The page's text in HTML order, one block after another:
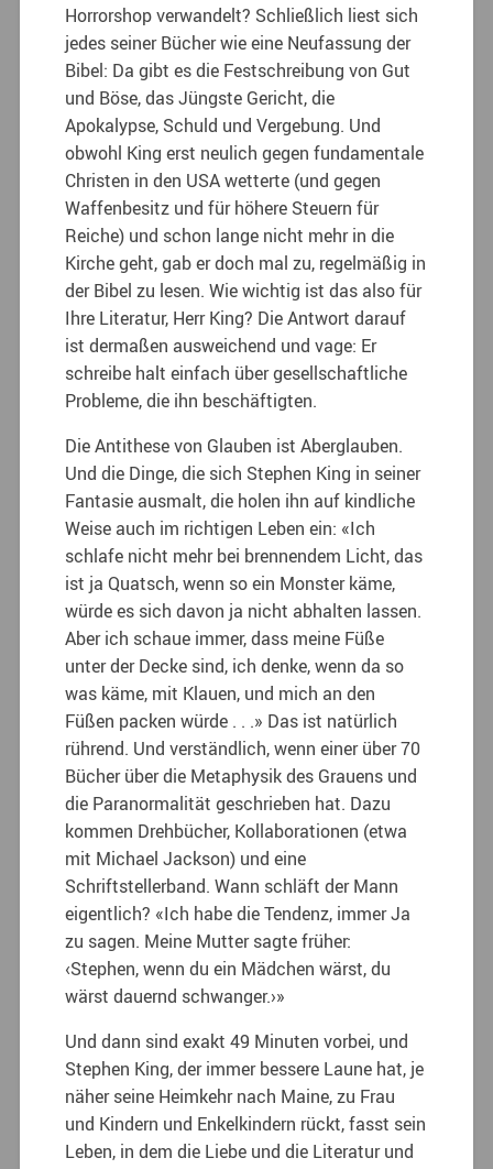
Horrorshop verwandelt? Schließlich liest sich
jedes seiner Bücher wie eine Neufassung der
Bibel: Da gibt es die Festschreibung von Gut
und Böse, das Jüngste Gericht, die
Apokalypse, Schuld und Vergebung. Und
obwohl King erst neulich gegen fundamentale
Christen in den USA wetterte (und gegen
Waffenbesitz und für höhere Steuern für
Reiche) und schon lange nicht mehr in die
Kirche geht, gab er doch mal zu, regelmäßig in
der Bibel zu lesen. Wie wichtig ist das also für
Ihre Literatur, Herr King? Die Antwort darauf
ist dermaßen ausweichend und vage: Er
schreibe halt einfach über gesellschaftliche
Probleme, die ihn beschäftigten.
Die Antithese von Glauben ist Aberglauben.
Und die Dinge, die sich Stephen King in seiner
Fantasie ausmalt, die holen ihn auf kindliche
Weise auch im richtigen Leben ein: «Ich
schlafe nicht mehr bei brennendem Licht, das
ist ja Quatsch, wenn so ein Monster käme,
würde es sich davon ja nicht abhalten lassen.
Aber ich schaue immer, dass meine Füße
unter der Decke sind, ich denke, wenn da so
was käme, mit Klauen, und mich an den
Füßen packen würde . . .» Das ist natürlich
rührend. Und verständlich, wenn einer über 70
Bücher über die Metaphysik des Grauens und
die Paranormalität geschrieben hat. Dazu
kommen Drehbücher, Kollaborationen (etwa
mit Michael Jackson) und eine
Schriftstellerband. Wann schläft der Mann
eigentlich? «Ich habe die Tendenz, immer Ja
zu sagen. Meine Mutter sagte früher:
‹Stephen, wenn du ein Mädchen wärst, du
wärst dauernd schwanger.›»
Und dann sind exakt 49 Minuten vorbei, und
Stephen King, der immer bessere Laune hat, je
näher seine Heimkehr nach Maine, zu Frau
und Kindern und Enkelkindern rückt, fasst sein
Leben, in dem die Liebe und die Literatur und